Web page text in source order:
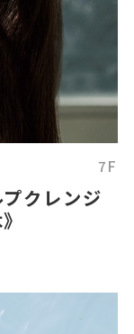
7F
クレンジ